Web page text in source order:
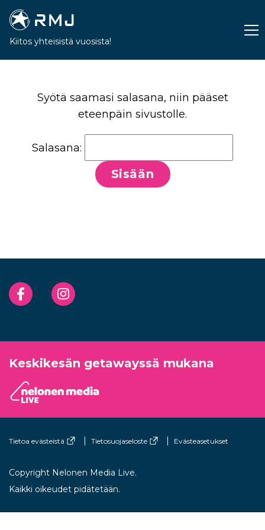
Kiitos yhteisistä vuosista!
Syötä saamasi salasana, niin pääset
eteenpäin sivustolle.
Salasana:
FacebookInstagram
Keskikesän getawayssä mukana
Tietoa evästeistä Tietosuojaseloste Evästeasetukset
Copyright Nelonen Media Live.
Kaikki oikeudet pidätetään.